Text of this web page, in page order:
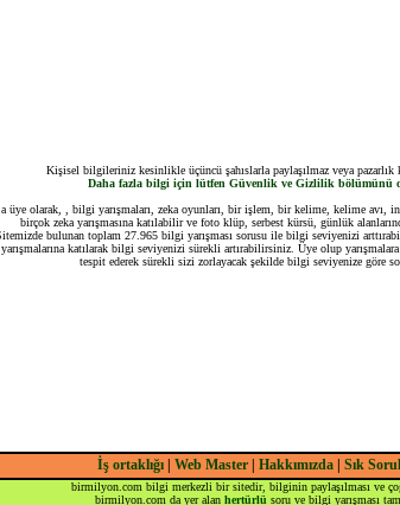
Kişisel bilgileriniz kesinlikle üçüncü şahıslarla paylaşılmaz veya pazarlık
Daha fazla bilgi için lütfen Güvenlik ve Gizlilik bölümünü
üye olarak, , bilgi yarışmaları, zeka oyunları, bir işlem, bir kelime, kelime avı,
birçok zeka yarışmasına katılabilir ve foto klüp, serbest kürsü, günlük
bulunan toplam 27.965 bilgi yarışması sorusu ile bilgi seviyenizi
katılarak bilgi seviyenizi sürekli artırabilirsiniz. Üye olup
tespit ederek sürekli sizi zorlayacak şekilde bilgi seviyenize göre
İş ortaklığı| Web Master Hakkımızda| Sık
birmilyon.com bilgi merkezli bir sitedir, bilginin paylaşılması ve
birmilyon.com da yer alan hertürlü soru ve bilgi yarışması